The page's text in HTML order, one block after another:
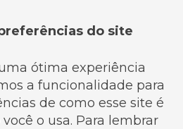
do site
ótima experiência
a funcionalidade para
de como esse site é
o usa. Para lembrar